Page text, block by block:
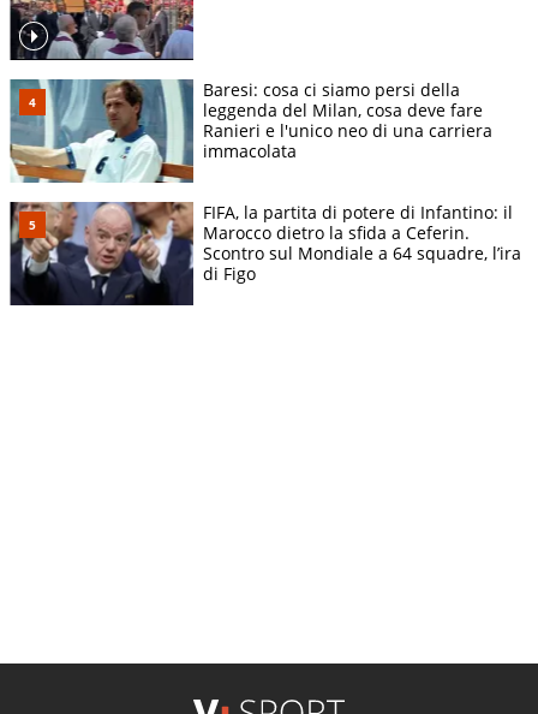
Baresi: cosa ci siamo persi della
leggenda del Milan, cosa deve fare
Ranieri e l'unico neo di una carriera
immacolata
FIFA, la partita di potere di Infantino: il
Marocco dietro la sfida a Ceferin.
Scontro sul Mondiale a 64 squadre, l’ira
di Figo